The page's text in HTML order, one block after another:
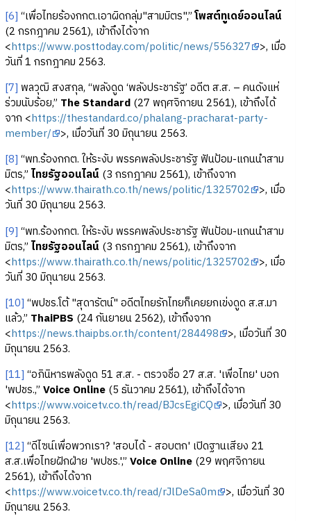
[6] “เพื่อไทยร้องกกต.เอาผิดกลุ่ม"สามมิตร",”โพสต์ทูเดย์ออนไลน์
(2 กรกฎาคม 2561), เข้าถึงได้จาก
<https://www.posttoday.com/politic/news/556327 >, เมื่อ
วันที่ 1 กรกฎาคม 2563.
[7] พลวุฒิ สงสกุล, “พลังดูด ‘พลังประชารัฐ’ อดีต ส.ส. – คนดังแห่
ร่วมนับร้อย,” The Standard(27 พฤศจิกายน 2561), เข้าถึงได้
จาก <https://thestandard.co/phalang-pracharat-party-
member/ >, เมื่อวันที่ 30 มิถุนายน 2563.
[8] “พท.ร้องกกต. ให้ระงับ พรรคพลังประชารัฐ ฟันป้อม-แกนนำสาม
มิตร,” ไทยรัฐออนไลน์ (3 กรกฎาคม 2561), เข้าถึงจาก
<https://www.thairath.co.th/news/politic/1325702 >, เมื่อ
วันที่ 30 มิถุนายน 2563.
[9] “พท.ร้องกกต. ให้ระงับ พรรคพลังประชารัฐ ฟันป้อม-แกนนำสาม
มิตร,” ไทยรัฐออนไลน์ (3 กรกฎาคม 2561), เข้าถึงจาก
<https://www.thairath.co.th/news/politic/1325702 >, เมื่อ
วันที่ 30 มิถุนายน 2563.
[10] “พปชร.โต้ "สุดารัตน์" อดีตไทยรักไทยก็เคยยกเข่งดูด ส.ส.มา
แล้ว,” ThaiPBS (24 กันยายน 2562), เข้าถึงจาก
<https://news.thaipbs.or.th/content/284498 >, เมื่อวันที่ 30
มิถุนายน 2563.
[11] “อภินิหารพลังดูด 51 ส.ส. - ตรวจชื่อ 27 ส.ส. 'เพื่อไทย' บอก
'พปชร.,” Voice Online(5 ธันวาคม 2561), เข้าถึงได้จาก
<https://www.voicetv.co.th/read/BJcsEgiCQ >, เมื่อวันที่ 30
มิถุนายน 2563.
[12] “ดีไซน์เพื่อพวกเรา? 'สอบได้ - สอบตก' เปิดฐานเสียง 21
ส.ส.เพื่อไทยฝักฝ่าย 'พปชร.',” Voice Online(29 พฤศจิกายน
2561), เข้าถึงได้จาก
<https://www.voicetv.co.th/read/rJlDeSa0m >, เมื่อวันที่ 30
มิถุนายน 2563.